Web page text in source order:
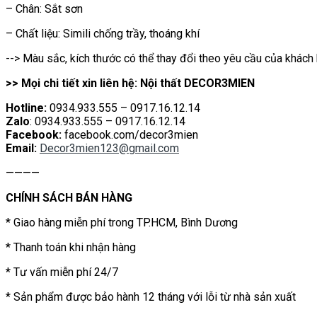
– Chân: Sắt sơn
– Chất liệu: Simili chống trầy, thoáng khí
--> Màu sắc, kích thước có thể thay đổi theo yêu cầu của khách
>> Mọi chi tiết xin liên hệ: Nội thất DECOR3MIEN
Hotline: 0934.933.555 – 0917.16.12.14
Zalo: 0934.933.555 – 0917.16.12.14
Facebook: facebook.com/decor3mien
Email: Decor3mien123@gmail.com
————
CHÍNH SÁCH BÁN HÀNG
* Giao hàng miễn phí trong TP.HCM, Bình Dương
* Thanh toán khi nhận hàng
* Tư vấn miễn phí 24/7
* Sản phẩm được bảo hành 12 tháng với lỗi từ nhà sản xuất